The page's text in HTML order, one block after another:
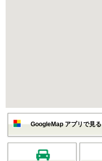
GoogleMap アプリで見る